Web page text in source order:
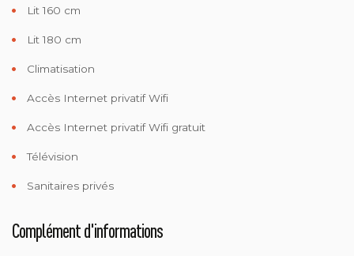
Lit 160 cm
Lit 180 cm
Climatisation
Accès Internet privatif Wifi
Accès Internet privatif Wifi gratuit
Télévision
Sanitaires privés
Complément d'informations